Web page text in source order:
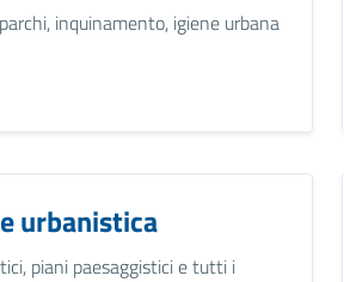
inquinamento, igiene urbana
urbanistica
piani paesaggistici e tutti i